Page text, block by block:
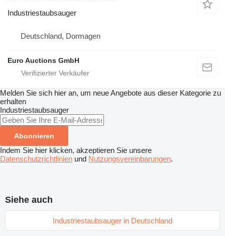
Industriestaubsauger
Deutschland, Dormagen
Euro Auctions GmbH
Melden Sie sich hier an, um neue Angebote aus dieser Kategorie zu
erhalten
Industriestaubsauger
Abonnieren
Indem Sie hier klicken, akzeptieren Sie unsere
Datenschutzrichtlinien und Nutzungsvereinbarungen.
Siehe auch
Industriestaubsauger in Deutschland